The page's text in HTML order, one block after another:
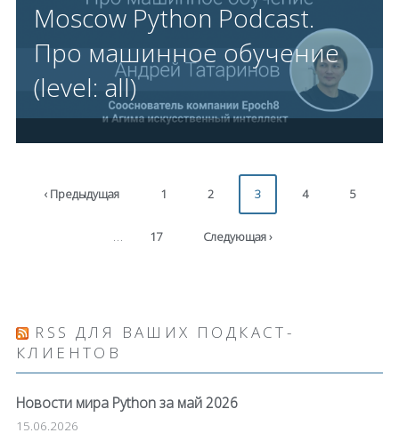
Moscow Python Podcast.
Про машинное обучение
(level: all)
‹ Предыдущая 1 2 3 4 5
… 17 Следующая ›
RSS ДЛЯ ВАШИХ ПОДКАСТ-
КЛИЕНТОВ
Новости мира Python за май 2026
15.06.2026